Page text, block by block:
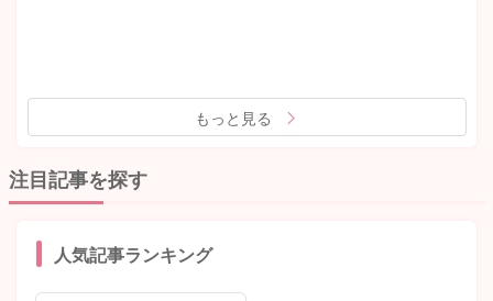
もっと見る
注目記事を探す
人気記事ランキング